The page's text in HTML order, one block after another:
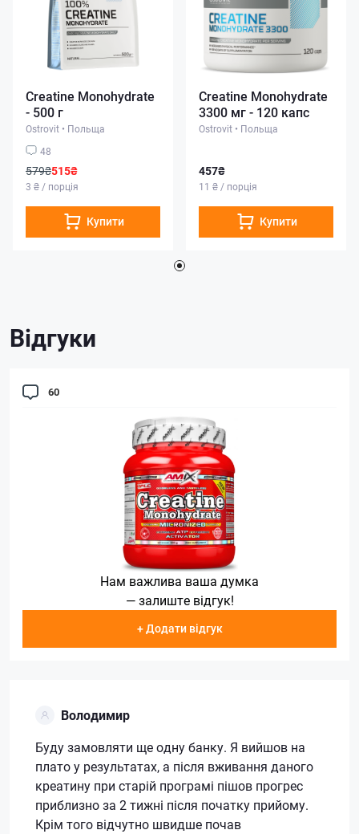
Creatine Monohydrate
- 500 г
Ostrovit • Польща
48
579₴515₴
3 ₴ / порція
Купити
Creatine Monohydrate
3300 мг - 120 капс
Ostrovit • Польща
457₴
11 ₴ / порція
Купити
Відгуки
60
Нам важлива ваша думка
— залиште відгук!
+ Додати відгук
Володимир
Буду замовляти ще одну банку. Я вийшов на
плато у результатах, а після вживання даного
креатину при старій програмі пішов прогрес
приблизно за 2 тижні після початку прийому.
Крім того відчутно швидше почав